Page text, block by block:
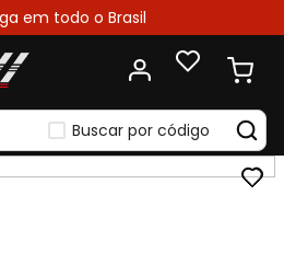
em todo o Brasil
Buscar por código